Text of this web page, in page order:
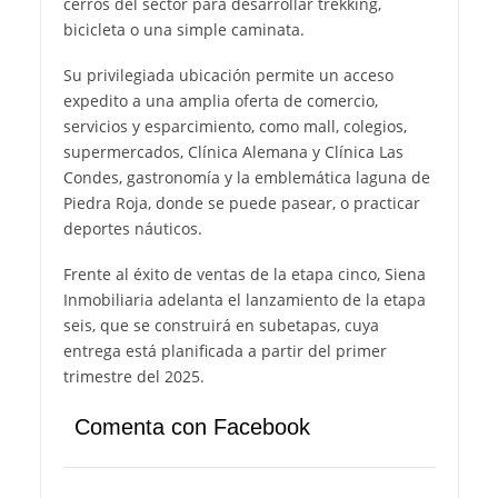
bicicleta o una simple caminata.
Su privilegiada ubicación permite un acceso
expedito a una amplia oferta de comercio,
servicios y esparcimiento, como mall, colegios,
supermercados, Clínica Alemana y Clínica Las
Condes, gastronomía y la emblemática laguna de
Piedra Roja, donde se puede pasear, o practicar
deportes náuticos.
Frente al éxito de ventas de la etapa cinco, Siena
Inmobiliaria adelanta el lanzamiento de la etapa
seis, que se construirá en subetapas, cuya
entrega está planificada a partir del primer
trimestre del 2025.
Comenta con Facebook